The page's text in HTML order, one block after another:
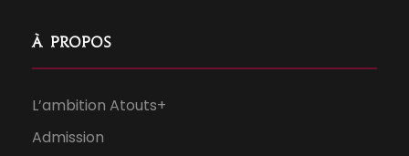
À propos
L’ambition Atouts+
Admission